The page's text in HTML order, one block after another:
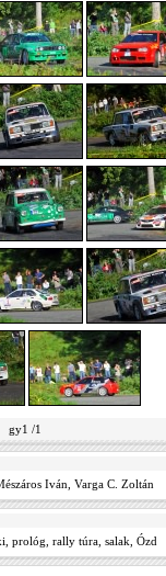
gy1 /1
Iván ,Varga C. Zoltán
,prológ ,rally túra ,salak ,Ózd